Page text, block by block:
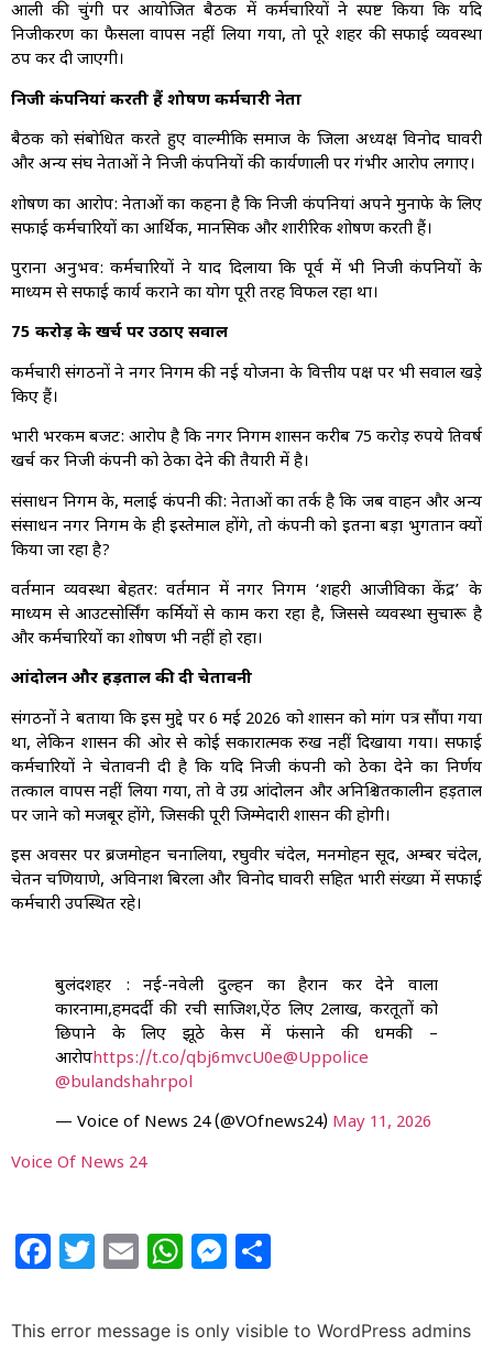
आली की चुंगी पर आयोजित बैठक में कर्मचारियों ने स्पष्ट किया कि यदि
निजीकरण का फैसला वापस नहीं लिया गया, तो पूरे शहर की सफाई व्यवस्था
ठप कर दी जाएगी।
निजी कंपनियां करती हैं शोषण कर्मचारी नेता
बैठक को संबोधित करते हुए वाल्मीकि समाज के जिला अध्यक्ष विनोद घावरी
और अन्य संघ नेताओं ने निजी कंपनियों की कार्यप्रणाली पर गंभीर आरोप लगाए।
शोषण का आरोप: नेताओं का कहना है कि निजी कंपनियां अपने मुनाफे के लिए
सफाई कर्मचारियों का आर्थिक, मानसिक और शारीरिक शोषण करती हैं।
पुराना अनुभव: कर्मचारियों ने याद दिलाया कि पूर्व में भी निजी कंपनियों के
माध्यम से सफाई कार्य कराने का प्रयोग पूरी तरह विफल रहा था।
75 करोड़ के खर्च पर उठाए सवाल
कर्मचारी संगठनों ने नगर निगम की नई योजना के वित्तीय पक्ष पर भी सवाल खड़े
किए हैं।
भारी भरकम बजट: आरोप है कि नगर निगम प्रशासन करीब 75 करोड़ रुपये प्रतिवर्ष
खर्च कर निजी कंपनी को ठेका देने की तैयारी में है।
संसाधन निगम के, मलाई कंपनी की: नेताओं का तर्क है कि जब वाहन और अन्य
संसाधन नगर निगम के ही इस्तेमाल होंगे, तो कंपनी को इतना बड़ा भुगतान क्यों
किया जा रहा है?
वर्तमान व्यवस्था बेहतर: वर्तमान में नगर निगम ‘शहरी आजीविका केंद्र’ के
माध्यम से आउटसोर्सिंग कर्मियों से काम करा रहा है, जिससे व्यवस्था सुचारू है
और कर्मचारियों का शोषण भी नहीं हो रहा।
आंदोलन और हड़ताल की दी चेतावनी
संगठनों ने बताया कि इस मुद्दे पर 6 मई 2026 को प्रशासन को मांग पत्र सौंपा गया
था, लेकिन शासन की ओर से कोई सकारात्मक रुख नहीं दिखाया गया। सफाई
कर्मचारियों ने चेतावनी दी है कि यदि निजी कंपनी को ठेका देने का निर्णय
तत्काल वापस नहीं लिया गया, तो वे उग्र आंदोलन और अनिश्चितकालीन हड़ताल
पर जाने को मजबूर होंगे, जिसकी पूरी जिम्मेदारी प्रशासन की होगी।
इस अवसर पर ब्रजमोहन चनालिया, रघुवीर चंदेल, मनमोहन सूद, अम्बर चंदेल,
चेतन चणियाणे, अविनाश बिरला और विनोद घावरी सहित भारी संख्या में सफाई
कर्मचारी उपस्थित रहे।
बुलंदशहर : नई-नवेली दुल्हन का हैरान कर देने वाला
कारनामा,हमदर्दी की रची साजिश,ऐंठ लिए ₹2लाख, करतूतों को
छिपाने के लिए झूठे केस में फंसाने की धमकी –
आरोपhttps://t.co/qbj6mvcU0e@Uppolice
@bulandshahrpol
— Voice of News 24 (@VOfnews24) May 11, 2026
Voice Of News 24
Facebook
Twitter
EmailWhatsApp
Messenger
This error message is only visible to WordPress admins